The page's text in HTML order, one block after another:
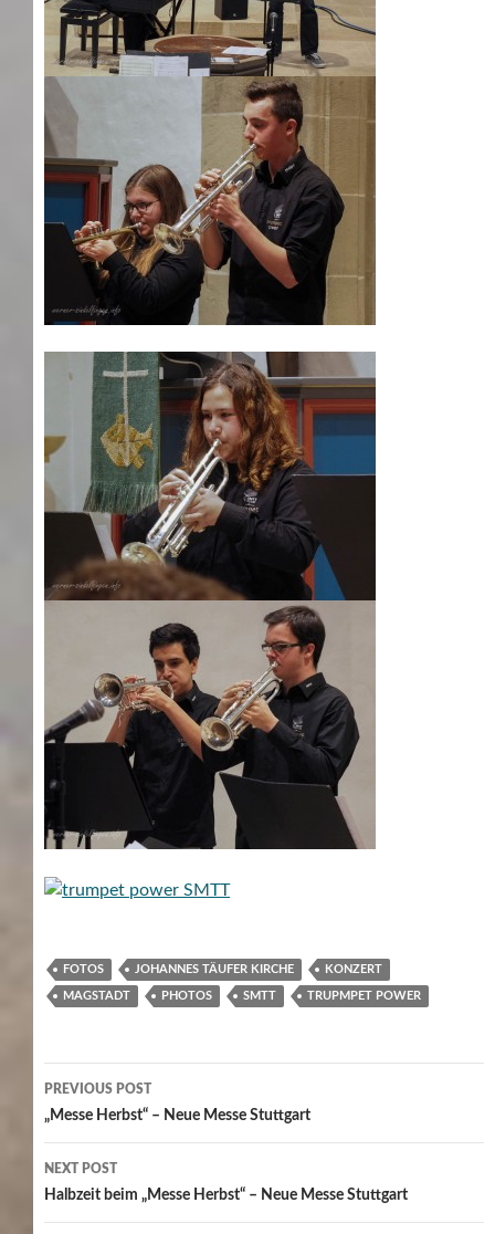
FOTOS JOHANNES TÄUFER KIRCHE KONZERT
MAGSTADT PHOTOS SMTT TRUPMPET POWER
Post
navigation
PREVIOUS POST
„Messe Herbst“ – Neue Messe Stuttgart
NEXT POST
Halbzeit beim „Messe Herbst“ – Neue Messe Stuttgart